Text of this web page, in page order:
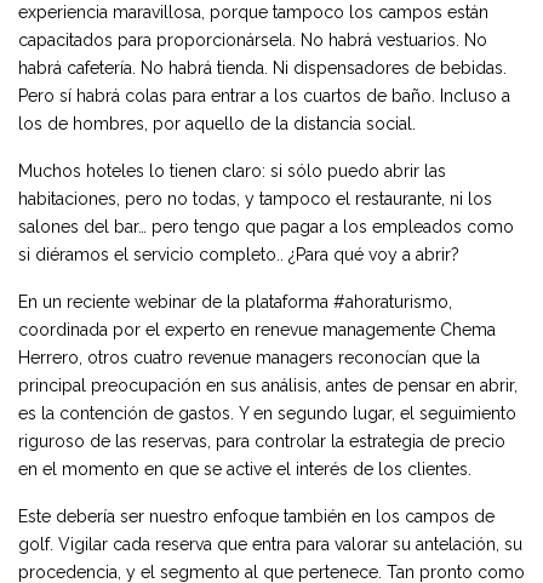
experiencia maravillosa, porque tampoco los campos están
capacitados para proporcionársela. No habrá vestuarios. No
habrá cafetería. No habrá tienda. Ni dispensadores de bebidas.
Pero sí habrá colas para entrar a los cuartos de baño. Incluso a
los de hombres, por aquello de la distancia social.
Muchos hoteles lo tienen claro: si sólo puedo abrir las
habitaciones, pero no todas, y tampoco el restaurante, ni los
salones del bar… pero tengo que pagar a los empleados como
si diéramos el servicio completo.. ¿Para qué voy a abrir?
En un reciente webinar de la plataforma #ahoraturismo,
coordinada por el experto en renevue managemente Chema
Herrero, otros cuatro revenue managers reconocían que la
principal preocupación en sus análisis, antes de pensar en abrir,
es la contención de gastos. Y en segundo lugar, el seguimiento
riguroso de las reservas, para controlar la estrategia de precio
en el momento en que se active el interés de los clientes.
Este debería ser nuestro enfoque también en los campos de
golf. Vigilar cada reserva que entra para valorar su antelación, su
procedencia, y el segmento al que pertenece. Tan pronto como